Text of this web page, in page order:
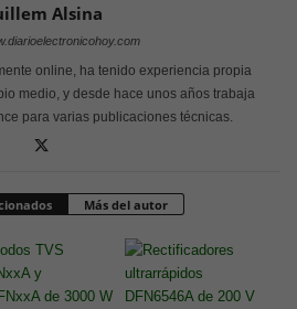
Alsina
online, ha tenido experiencia propia
medio, y desde hace unos años trabaja
para varias publicaciones técnicas.
Más del autor